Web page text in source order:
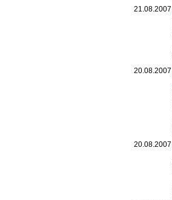
21.08.2007
20.08.2007
20.08.2007